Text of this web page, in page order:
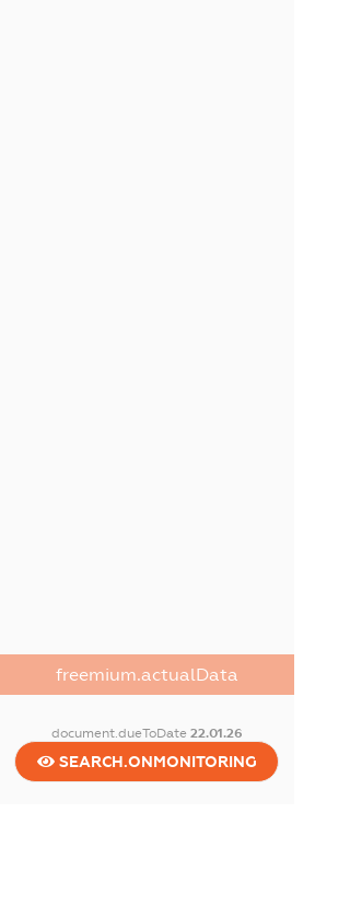
freemium.actualData
document.dueToDate 22.01.26
SEARCH.ONMONITORING